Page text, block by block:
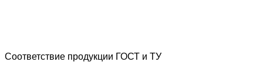
Соответствие продукции ГОСТ и ТУ